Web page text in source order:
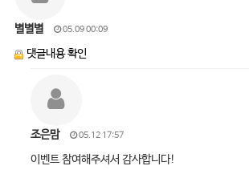
별별별 05.09 00:09
댓글내용 확인
조은맘 05.12 17:57
이벤트 참여해주셔서 감사합니다!